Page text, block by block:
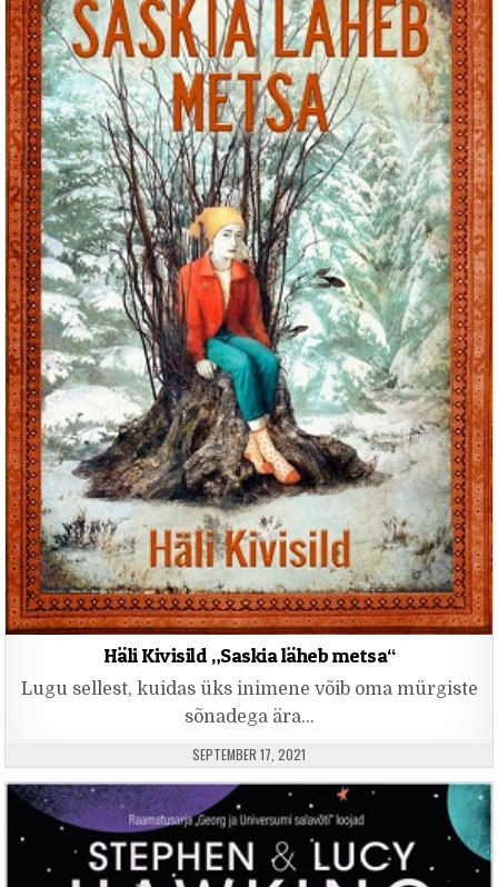
Häli Kivisild „Saskia läheb metsa“
Lugu sellest, kuidas üks inimene võib oma mürgiste
sõnadega ära…
PUBLISHED DATE:
SEPTEMBER 17, 2021